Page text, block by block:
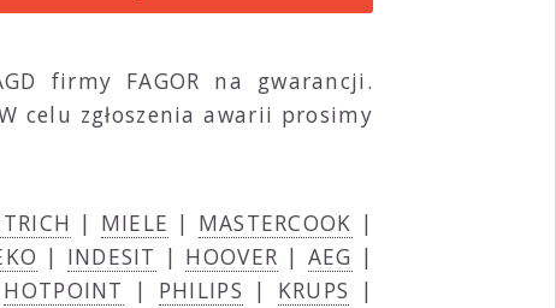
firmy FAGOR na gwarancji.
celu zgłoszenia awarii prosimy
| MIELE | MASTERCOOK |
| INDESIT | HOOVER | AEG |
HOTPOINT | PHILIPS | KRUPS |